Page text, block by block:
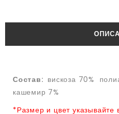
Состав: вискоза 70%
кашемир 7%
*Размер и цвет указывайте